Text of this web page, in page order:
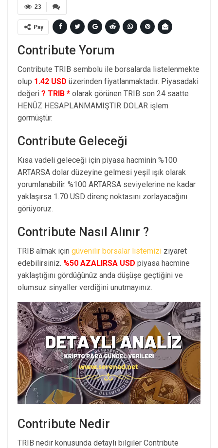
23
Pay
Contribute Yorum
Contribute TRIB sembolu ile borsalarda listelenmekte
olup 1.42 USD üzerinden fiyatlanmaktadır. Piyasadaki
değeri ? TRIB * olarak görünen TRIB son 24 saatte
HENÜZ HESAPLANMAMIŞTIR DOLAR işlem
görmüştür.
Contribute Geleceği
Kısa vadeli geleceği için piyasa hacminin %100
ARTARSA dolar düzeyine gelmesi yeşil ışık olarak
yorumlanabilir. %100 ARTARSA seviyelerine ne kadar
yaklaşırsa 1.70 USD direnç noktasını zorlayacağını
görüyoruz.
Contribute Nasıl Alınır ?
TRIB almak için güvenilir borsalar listemizi ziyaret
edebilirsiniz. %50 AZALIRSA USD piyasa hacmine
yaklaştığını gördüğünüz anda düşüşe geçtiğini ve
olumsuz sinyaller verdiğini unutmayınız.
Contribute Nedir
TRIB nedir konusunda detaylı bilgiler Contribute